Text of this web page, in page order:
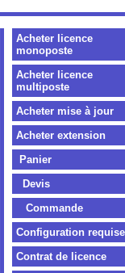
Acheter licence
monoposte
Acheter licence
multiposte
Acheter mise à jour
Acheter extension
Panier
Devis
Commande
Configuration requise
Contrat de licence